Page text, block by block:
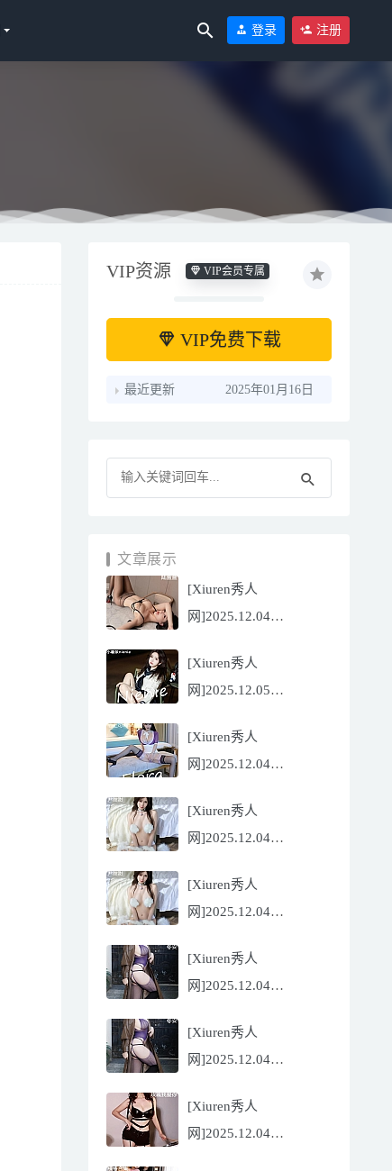
登录 注册
VIP资源 VIP会员专属
VIP免费下载
最近更新 2025年01月16日
文章展示
[Xiuren秀人
网]2025.12.04
[81P/751.43MB]
[Xiuren秀人
网]2025.12.05
nienie[60P/642.39MB]
[Xiuren秀人
网]2025.12.04
Flora[81P/832.27MB]
[Xiuren秀人
网]2025.12.04
[56P/602.69MB]
[Xiuren秀人
网]2025.12.04
[56P/602.69MB]
[Xiuren秀人
网]2025.12.04
[71P/960.78MB]
[Xiuren秀人
网]2025.12.04
[71P/960.78MB]
[Xiuren秀人
网]2025.12.04